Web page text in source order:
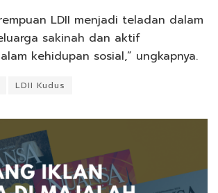
LDII menjadi teladan dalam
sakinah dan aktif
kehidupan sosial,” ungkapnya.
LDII Kudus